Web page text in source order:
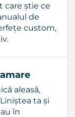
care știe ce
de
custom,
aleasă,
ta și
în